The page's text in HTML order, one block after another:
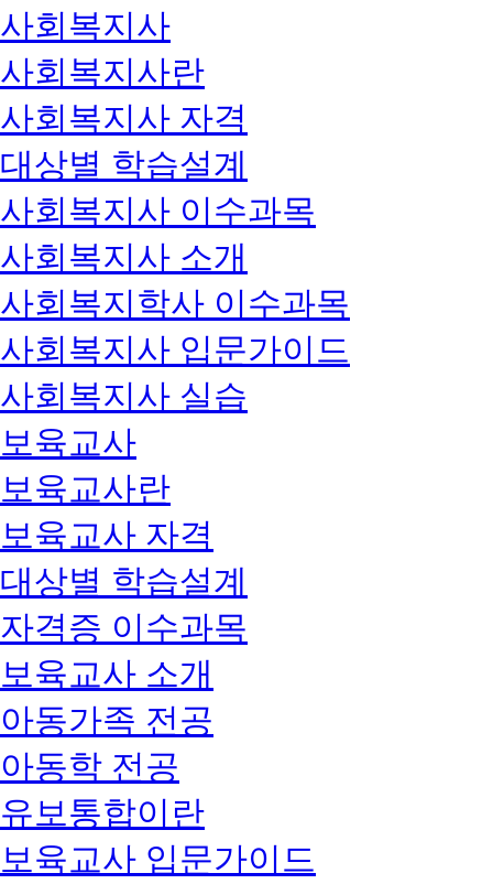
사회복지사
사회복지사란
사회복지사 자격
대상별 학습설계
사회복지사 이수과목
사회복지사 소개
사회복지학사 이수과목
사회복지사 입문가이드
사회복지사 실습
보육교사
보육교사란
보육교사 자격
대상별 학습설계
자격증 이수과목
보육교사 소개
아동가족 전공
아동학 전공
유보통합이란
보육교사 입문가이드